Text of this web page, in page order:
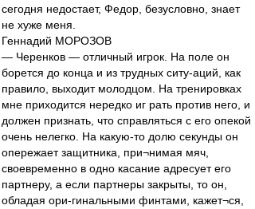
сегодня недостает, Федор, безусловно, знает
не хуже меня.
Геннадий МОРОЗОВ
— Черенков — отличный игрок. На поле он
борется до конца и из трудных ситу-аций, как
правило, выходит молодцом. На тренировках
мне приходится нередко иг рать против него, и
должен признать, что справляться с его опекой
очень нелегко. На какую-то долю секунды он
опережает защитника, при¬нимая мяч,
своевременно в одно касание адресует его
партнеру, а если партнеры закрыты, то он,
обладая ори-гинальными финтами, кажет¬ся,